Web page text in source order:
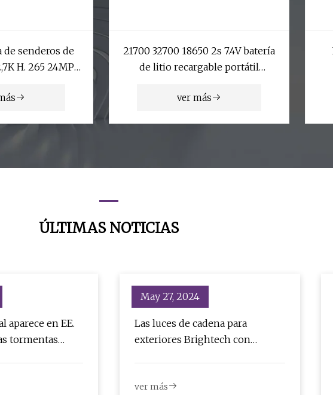
de senderos de
H. 265 24MP
en vivo
21700 32700 18650 2s 7.4V batería
de litio recargable portátil
ver más
ÚLTIMAS NOTICIAS
aparece en EE.
tormentas
May 27, 2024
Las luces de cadena para
exteriores Brightech con
ver más